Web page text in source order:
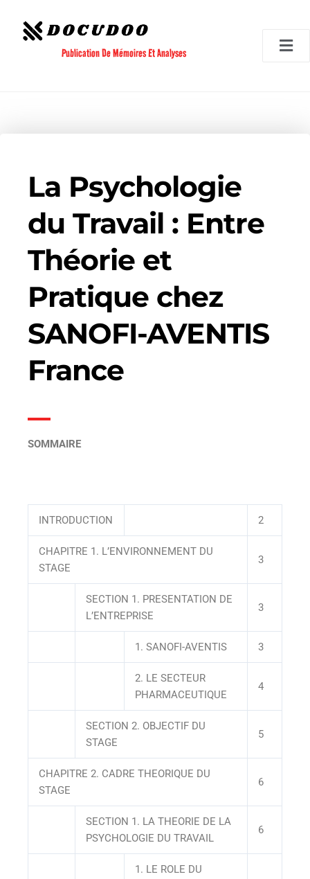
contenu
Publication De Mémoires Et Analyses
La Psychologie
du Travail : Entre
Théorie et
Pratique chez
SANOFI-AVENTIS
France
SOMMAIRE
INTRODUCTION 2
CHAPITRE 1. L’ENVIRONNEMENT DU
STAGE
3
SECTION 1. PRESENTATION DE
L’ENTREPRISE
3
1. SANOFI-AVENTIS 3
2. LE SECTEUR
PHARMACEUTIQUE
4
SECTION 2. OBJECTIF DU
STAGE
5
CHAPITRE 2. CADRE THEORIQUE DU
STAGE
6
SECTION 1. LA THEORIE DE LA
PSYCHOLOGIE DU TRAVAIL
6
1. LE ROLE DU